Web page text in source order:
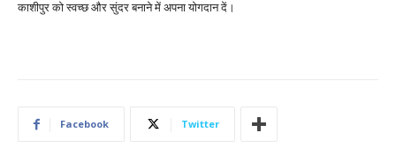
काशीपुर को स्वच्छ और सुंदर बनाने में अपना योगदान दें।
Facebook Twitter